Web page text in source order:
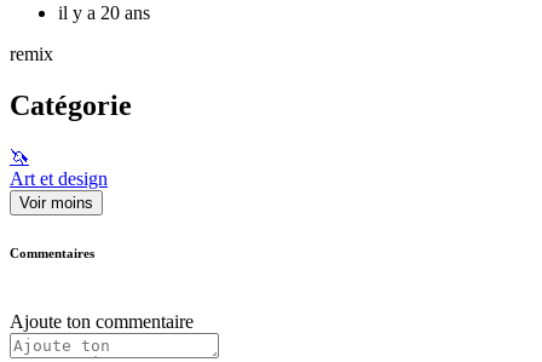
il y a 20 ans
remix
Catégorie
🦄
Art et design
Voir moins
Commentaires
Ajoute ton commentaire